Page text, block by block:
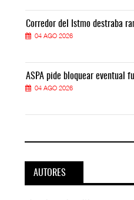
Corredor del Istmo destraba
04 AGO 2026
ASPA pide bloquear eventual
04 AGO 2026
AUTORES